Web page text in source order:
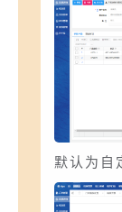
默认为自